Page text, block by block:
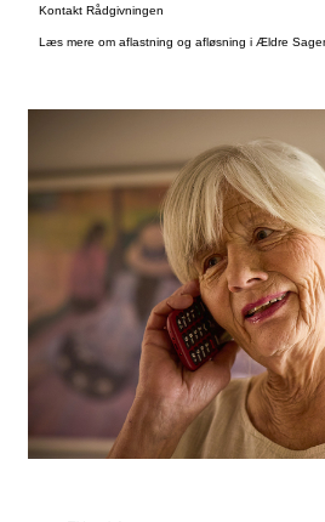
Kontakt Rådgivningen
Læs mere om aflastning og afløsning i Ældre